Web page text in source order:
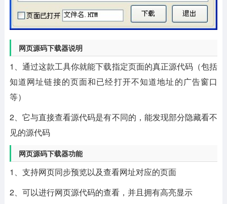
网页源码下载器说明
1、通过这款工具你就能下载指定页面的真正源代码（包括
知道网址链接的页面和已经打开不知道地址的广告窗口
等）
2、它与直接查看源代码是有不同的，能发现部分隐藏看不
见的源代码
网页源码下载器功能
1、支持网页同步预览以及查看网址对应的页面
2、可以进行网页源代码的查看，并且拥有高亮显示